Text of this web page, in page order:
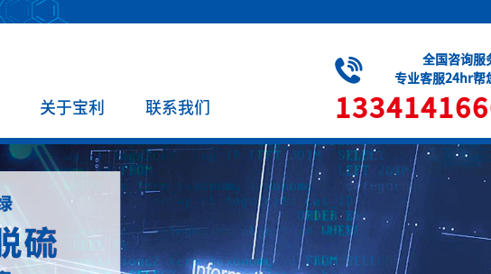
关于宝利 联系我们
全国咨询服
专业客服24hr帮